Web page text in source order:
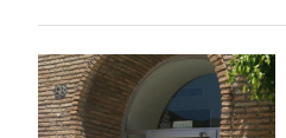
Puan
İyi
Çok İyi